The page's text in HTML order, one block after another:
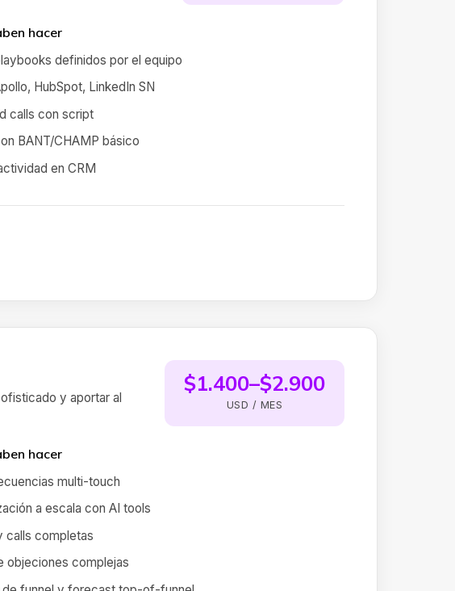
hacer
definidos por el equipo
HubSpot, LinkedIn SN
calls con script
BANT/CHAMP básico
en CRM
y aportar al
$1.400–$2.900
USD / MES
hacer
multi-touch
a escala con AI tools
calls completas
objeciones complejas